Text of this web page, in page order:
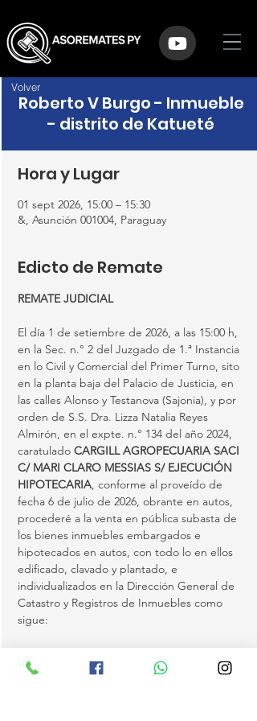
Roberto V Burgo - Inmueble
- distrito de Katueté
Hora y Lugar
01 sept 2026, 15:00 – 15:30
&, Asunción 001004, Paraguay
Edicto de Remate
REMATE JUDICIAL
El día 1 de setiembre de 2026, a las 15:00 h,
en la Sec. n.° 2 del Juzgado de 1.ª Instancia
en lo Civil y Comercial del Primer Turno, sito
en la planta baja del Palacio de Justicia, en
las calles Alonso y Testanova (Sajonia), y por
orden de S.S. Dra. Lizza Natalia Reyes
Almirón, en el expte. n.° 134 del año 2024,
caratulado CARGILL AGROPECUARIA SACI
C/ MARI CLARO MESSIAS S/ EJECUCIÓN
HIPOTECARIA, conforme al proveído de
fecha 6 de julio de 2026, obrante en autos,
procederé a la venta en pública subasta de
los bienes inmuebles embargados e
hipotecados en autos, con todo lo en ellos
edificado, clavado y plantado, e
individualizados en la Dirección General de
Catastro y Registros de Inmuebles como
sigue:
Katueté, con Padrón n.° 2633, inscripta a
Volver